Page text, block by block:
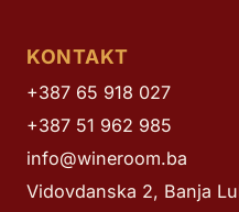
KONTAKT
+387 65 918 027
+387 51 962 985
info@wineroom.ba
Vidovdanska 2, Banja